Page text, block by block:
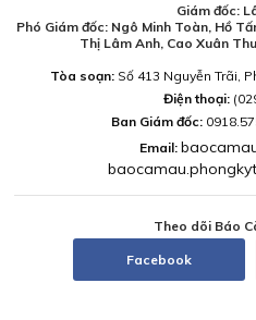
Giám đốc:
Phó Giám đốc: Ngô Minh Toàn, Hồ
Thị Lâm Anh, Cao Xuân
Tòa soạn:Số 413 Nguyễn Trãi,
Điện thoại:
Ban Giám đốc:
Email:
Theo dõi Báo
Facebook